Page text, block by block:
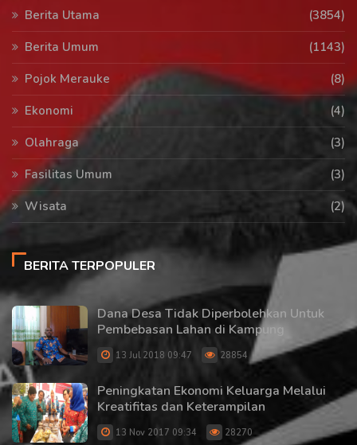
Berita Utama
(3854)
Berita Umum
(1143)
Pojok Merauke
(8)
Ekonomi
(4)
Olahraga
(3)
Fasilitas Umum
(3)
Wisata
(2)
BERITA TERPOPULER
Dana Desa Tidak Diperbolehkan Untuk
Pembebasan Lahan di Kampung
13 Jul 2018 09:47 28854
Peningkatan Ekonomi Keluarga Melalui
Kreatifitas dan Keterampilan
13 Nov 2017 09:34 28270